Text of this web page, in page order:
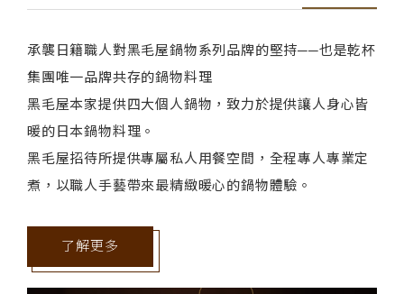
承襲日籍職人對黑毛屋鍋物系列品牌的堅持──也是乾杯
集團唯一品牌共存的鍋物料理
黑毛屋本家提供四大個人鍋物，致力於提供讓人身心皆
暖的日本鍋物料理。
黑毛屋招待所提供專屬私人用餐空間，全程專人專業定
煮，以職人手藝帶來最精緻暖心的鍋物體驗。
了解更多